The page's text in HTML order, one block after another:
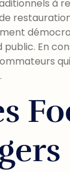
à
En